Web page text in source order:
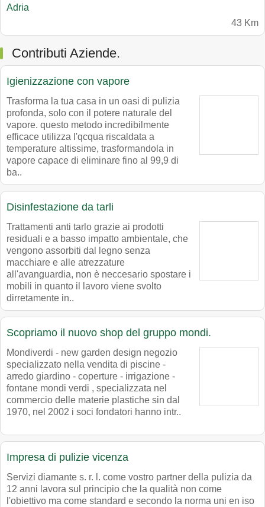
Adria
43 Km
Contributi Aziende.
Igienizzazione con vapore
Trasforma la tua casa in un oasi di pulizia
profonda, solo con il potere naturale del
vapore. questo metodo incredibilmente
efficace utilizza l'qcqua riscaldata a
temperature altissime, trasformandola in
vapore capace di eliminare fino al 99,9 di
ba..
Disinfestazione da tarli
Trattamenti anti tarlo grazie ai prodotti
residuali e a basso impatto ambientale, che
vengono assorbiti dal legno senza
macchiare e alle atrezzature
all'avanguardia, non è neccesario spostare i
mobili in quanto il lavoro viene svolto
dirretamente in..
Scopriamo il nuovo shop del gruppo mondi.
Mondiverdi - new garden design negozio
specializzato nella vendita di piscine -
arredo giardino - coperture - irrigazione -
fontane mondi verdi , specializzata nel
commercio delle materie plastiche sin dal
1970, nel 2002 i soci fondatori hanno intr..
Impresa di pulizie vicenza
Servizi diamante s. r. l. come vostro partner della pulizia da
12 anni lavora sul principio che la qualità non come
l'obiettivo ma come standard e secondo la norma uni en iso